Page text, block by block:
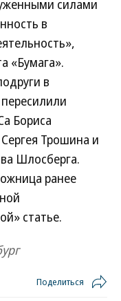
силами
в
«Бумага».
в
Бориса
Трошина и
Шлосберга.
ранее
статье.
Поделиться